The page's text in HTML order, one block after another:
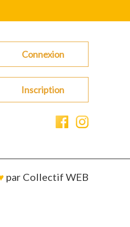
Connexion
Inscription
par Collectif WEB